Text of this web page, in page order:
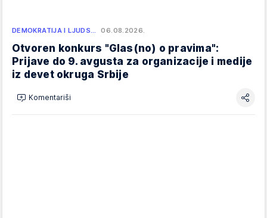
DEMOKRATIJA I LJUDS… 06.08.2026.
Otvoren konkurs "Glas(no) o pravima":
Prijave do 9. avgusta za organizacije i medije
iz devet okruga Srbije
Komentariši